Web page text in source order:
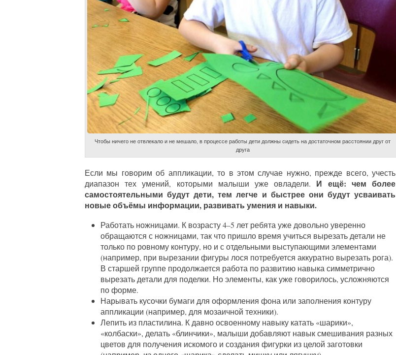
Чтобы ничего не отвлекало и не мешало, в процессе работы дети должны сидеть на достаточном расстоянии друг от
друга
Если мы говорим об аппликации, то в этом случае нужно, прежде всего, учесть
диапазон тех умений, которыми малыши уже овладели. И ещё: чем более
самостоятельными будут дети, тем легче и быстрее они будут усваивать
новые объёмы информации, развивать умения и навыки.
Работать ножницами. К возрасту 4–5 лет ребята уже довольно уверенно
обращаются с ножницами, так что пришло время учиться вырезать детали не
только по ровному контуру, но и с отдельными выступающими элементами
(например, при вырезании фигуры лося потребуется аккуратно вырезать рога).
В старшей группе продолжается работа по развитию навыка симметрично
вырезать детали для поделки. Но элементы, как уже говорилось, усложняются
по форме.
Нарывать кусочки бумаги для оформления фона или заполнения контуру
аппликации (например, для мозаичной техники).
Лепить из пластилина. К давно освоенному навыку катать «шарики»,
«колбаски», делать «блинчики», малыши добавляют навык смешивания разных
цветов для получения искомого и создания фигурки из целой заготовки